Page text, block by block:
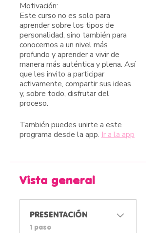
Motivación:
Este curso no es solo para
aprender sobre los tipos de
personalidad, sino también para
conocernos a un nivel más
profundo y aprender a vivir de
manera más auténtica y plena. Así
que les invito a participar
activamente, compartir sus ideas
y, sobre todo, disfrutar del
proceso.
También puedes unirte a este
programa desde la app. Ir a la app
Vista general
PRESENTACIÓN
.
1 paso